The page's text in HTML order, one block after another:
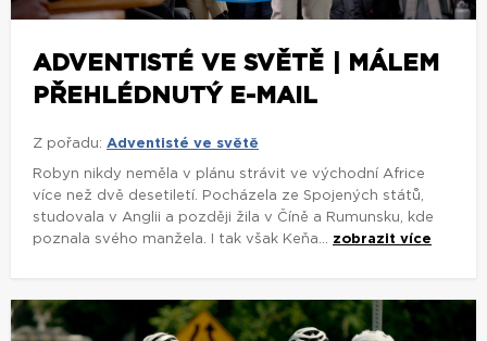
ADVENTISTÉ VE SVĚTĚ | MÁLEM
PŘEHLÉDNUTÝ E-MAIL
Z pořadu: Adventisté ve světě
Robyn nikdy neměla v plánu strávit ve východní Africe
více než dvě desetiletí. Pocházela ze Spojených států,
studovala v Anglii a později žila v Číně a Rumunsku, kde
poznala svého manžela. I tak však Keňa... zobrazit více